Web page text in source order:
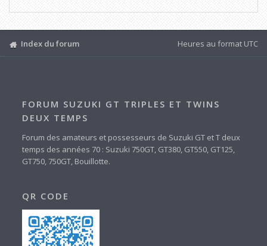
Index du forum Heures au format UTC
FORUM SUZUKI GT TRIPLES ET TWINS
DEUX TEMPS
Forum des amateurs et possesseurs de Suzuki GT et T deux
temps des années 70 : Suzuki 750GT, GT380, GT550, GT125,
GT750, 750GT, Bouillotte.
QR CODE